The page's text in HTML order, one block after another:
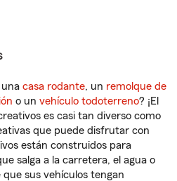
casa rodante, un remolque de
o un vehículo todoterreno? ¡El
es casi tan diverso como
que puede disfrutar con
están construidos para
salga a la carretera, el agua o
que sus vehículos tengan